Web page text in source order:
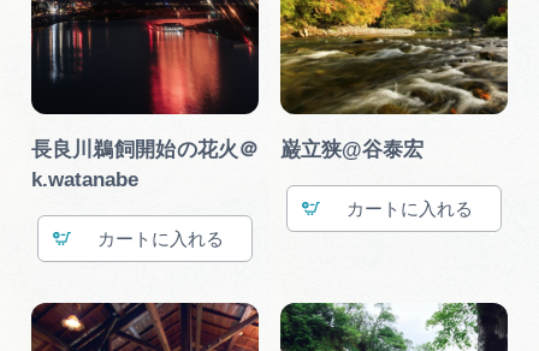
長良川鵜飼開始の花火＠
k.watanabe
カート
巌立狭@谷泰宏
カート